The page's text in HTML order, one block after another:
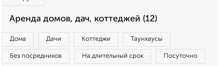
Аренда домов, дач, коттеджей (12)
Дома Дачи Коттеджи Таунхаусы
Без посредников На длительный срок Посуточно